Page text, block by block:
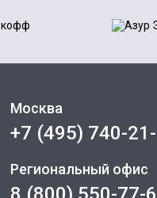
Москва
+7 (495) 740-
Региональный офис